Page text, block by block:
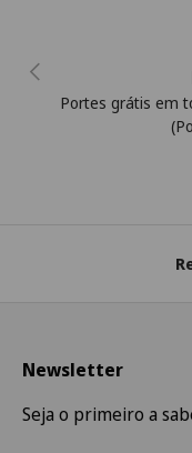
Anterior
Portes grátis em
Newsletter
Seja o primeiro a